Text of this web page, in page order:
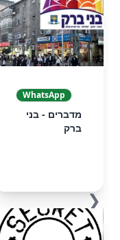
❮
WhatsApp
מדברים - בני
ברק